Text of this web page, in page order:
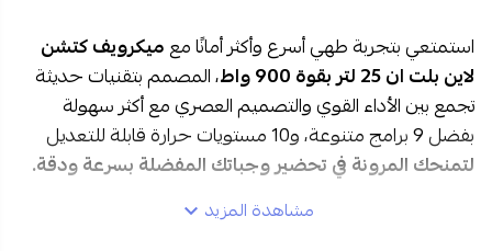
استمتعي بتجربة طهي أسرع وأكثر أمانًا معميكرويف كتشن
لاين بلت ان 25 لتر بقوة 900 واط
، المصمم بتقنيات حديثة
تجمع بين الأداء القوي والتصميم العصري مع أكثر سهولة
بفضل 9 برامج متنوعة، و10 مستويات حرارة قابلة للتعديل
لتمنحك المرونة في تحضير وجباتك المفضلة بسرعة ودقة.
مواصفات ميكرويف كتشن لاين بلت ان 25 لتر في السعودية:
مشاهدة المزيد